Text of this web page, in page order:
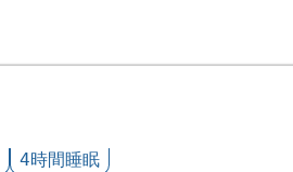
4時間睡眠